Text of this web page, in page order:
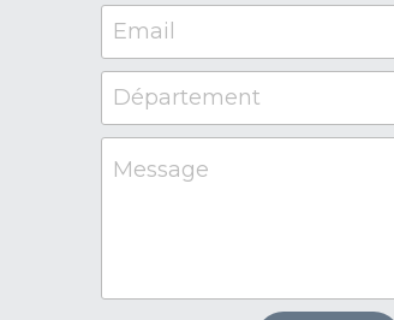
Email
Département
Message